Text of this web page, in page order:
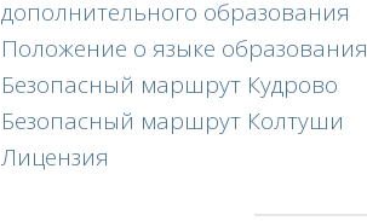
дополнительного образования
Положение о языке образования
Безопасный маршрут Кудрово
Безопасный маршрут Колтуши
Лицензия